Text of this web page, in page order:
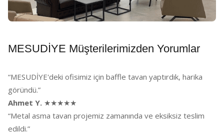
MESUDİYE Müşterilerimizden Yorumlar
“MESUDİYE'deki ofisimiz için baffle tavan yaptırdık, harika
göründü.”
Ahmet Y. ★★★★★
“Metal asma tavan projemiz zamanında ve eksiksiz teslim
edildi.”